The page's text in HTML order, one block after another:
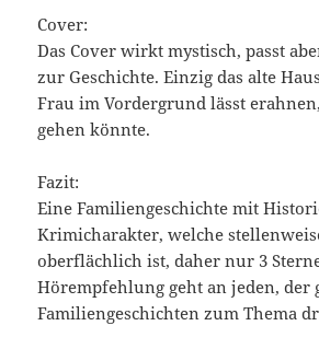
Cover:
Das Cover wirkt mystisch, passt
zur Geschichte. Einzig das alte
Frau im Vordergrund lässt
gehen könnte.
Fazit:
Eine Familiengeschichte mit
Krimicharakter, welche
oberflächlich ist, daher nur 3
Hörempfehlung geht an jeden, der
Familiengeschichten zum Thema